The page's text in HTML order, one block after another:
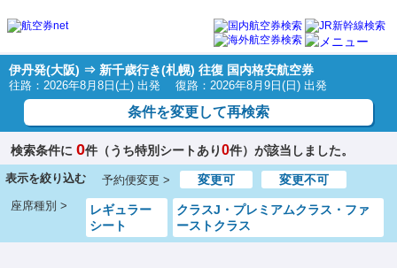
伊丹発(大阪) ⇒ 新千歳行き(札幌) 往復 国内格安航空券
往路：2026年8月8日(土) 出発 復路：2026年8月9日(日) 出発
条件を変更して再検索
検索条件に 0件（うち特別シートあり0件）が該当しました。
表示を絞り込む 予約便変更 > 変更可 変更不可
座席種別 >
レギュラー
シート
クラスJ・プレミアムクラス・ファ
ーストクラス